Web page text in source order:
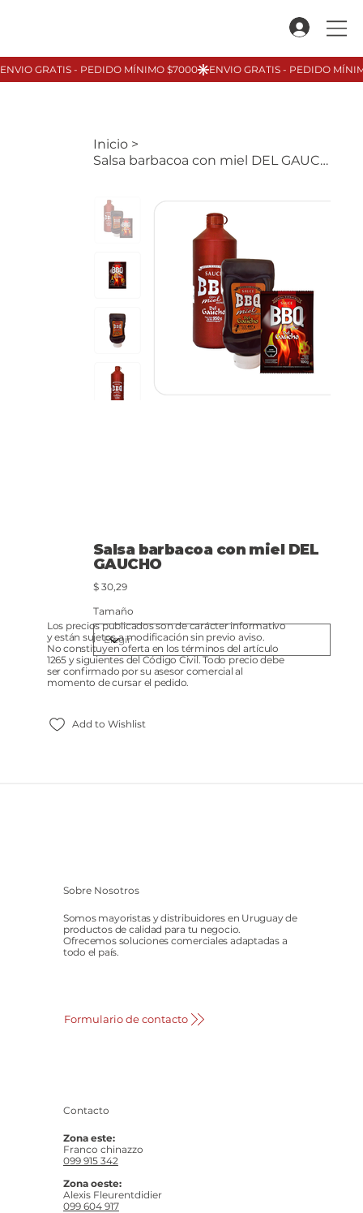
Inicio >
Salsa barbacoa con miel DEL GAUCHO
Salsa barbacoa con miel DEL
GAUCHO
Precio
$ 30,29
Tamaño
Add to Wishlist
Los precios publicados son de carácter informativo
y están sujetos a modificación sin previo aviso.
No constituyen oferta en los términos del artículo
1265 y siguientes del Código Civil. Todo precio debe
ser confirmado por su asesor comercial al
momento de cursar el pedido.
Sobre Nosotros
Somos mayoristas y distribuidores en Uruguay de
productos de calidad para tu negocio.
Ofrecemos soluciones comerciales adaptadas a
todo el país.
Formulario de contacto
Contacto
Zona este:
Franco chinazzo
099 915 342
Zona oeste:
Alexis Fleurentdidier
099 604 917